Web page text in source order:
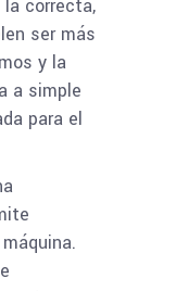
correcta,
ser más
y la
a simple
para el